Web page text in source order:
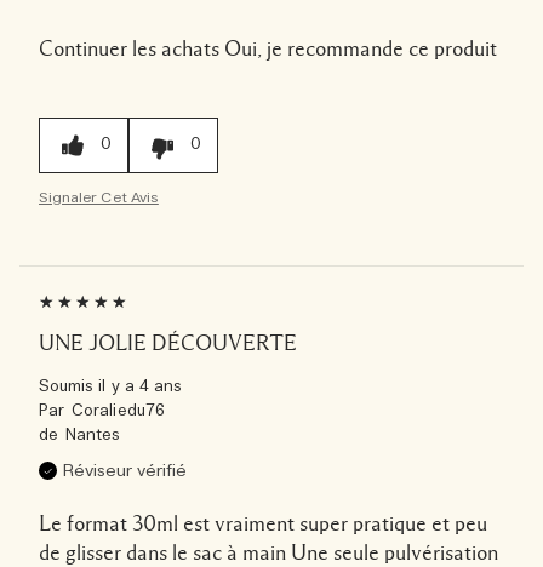
Continuer les achats Oui, je recommande ce produit
0 0
Signaler Cet Avis
UNE JOLIE DÉCOUVERTE
Soumisil y a 4 ans
Par Coraliedu76
de Nantes
Réviseur vérifié
Le format 30ml est vraiment super pratique et peu
de glisser dans le sac à main Une seule pulvérisation